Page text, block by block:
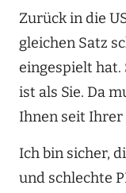
Zurück in die
gleichen Satz
eingespielt hat.
ist als Sie. Da
Ihnen seit Ihrer
Ich bin sicher,
und schlechte